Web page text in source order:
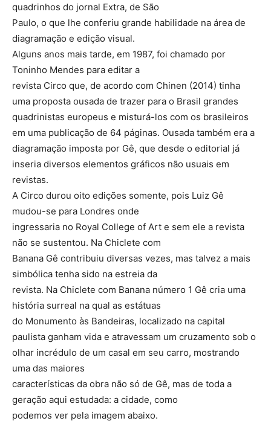
quadrinhos do jornal Extra, de São
Paulo, o que lhe conferiu grande habilidade na área de
diagramação e edição visual.
Alguns anos mais tarde, em 1987, foi chamado por
Toninho Mendes para editar a
revista Circo que, de acordo com Chinen (2014) tinha
uma proposta ousada de trazer para o Brasil grandes
quadrinistas europeus e misturá-los com os brasileiros
em uma publicação de 64 páginas. Ousada também era a
diagramação imposta por Gê, que desde o editorial já
inseria diversos elementos gráficos não usuais em
revistas.
A Circo durou oito edições somente, pois Luiz Gê
mudou-se para Londres onde
ingressaria no Royal College of Art e sem ele a revista
não se sustentou. Na Chiclete com
Banana Gê contribuiu diversas vezes, mas talvez a mais
simbólica tenha sido na estreia da
revista. Na Chiclete com Banana número 1 Gê cria uma
história surreal na qual as estátuas
do Monumento às Bandeiras, localizado na capital
paulista ganham vida e atravessam um cruzamento sob o
olhar incrédulo de um casal em seu carro, mostrando
uma das maiores
características da obra não só de Gê, mas de toda a
geração aqui estudada: a cidade, como
podemos ver pela imagem abaixo.